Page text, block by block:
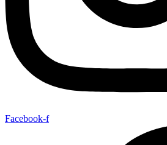
Facebook-f